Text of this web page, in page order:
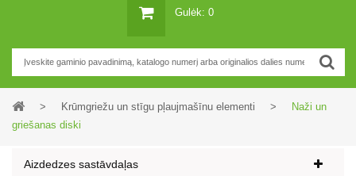
Gulėk: 0
> Krūmgriežu un stīgu pļaujmašīnu elementi >
Naži un
griešanas diski
Aizdedzes sastāvdaļas